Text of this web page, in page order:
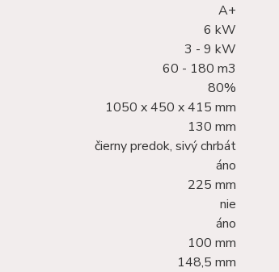
A+
6 kW
3 - 9 kW
60 - 180 m3
80%
1050 x 450 x 415 mm
130 mm
čierny predok, sivý chrbát
áno
225 mm
nie
áno
100 mm
148,5 mm